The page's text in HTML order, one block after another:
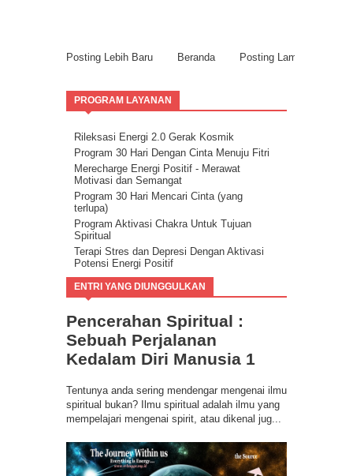
Posting Lebih Baru Posting Lama
Beranda
PROGRAM LAYANAN
Rileksasi Energi 2.0 Gerak Kosmik
Program 30 Hari Dengan Cinta Menuju Fitri
Merecharge Energi Positif - Merawat
Motivasi dan Semangat
Program 30 Hari Mencari Cinta (yang
terlupa)
Program Aktivasi Chakra Untuk Tujuan
Spiritual
Terapi Stres dan Depresi Dengan Aktivasi
Potensi Energi Positif
Program Buang Sial untuk Datangkan
Keberuntungan & Kesuksesan dalam Hidup
Program Coaching Holistic, Positif
Consciousness for Success
ENTRI YANG DIUNGGULKAN
Pencerahan Spiritual :
Sebuah Perjalanan
Kedalam Diri Manusia 1
Tentunya anda sering mendengar mengenai ilmu
spiritual bukan? Ilmu spiritual adalah ilmu yang
mempelajari mengenai spirit, atau dikenal jug...